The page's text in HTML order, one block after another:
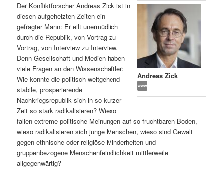
l
t
s
p
r
i
h
a
l
t
s
p
Andreas Zick
Der Konfliktforscher Andreas Zick ist in
diesen aufgeheizten Zeiten ein
gefragter Mann: Er eilt unermüdlich
durch die Republik, von Vortrag zu
Vortrag, von Interview zu Interview.
Denn Gesellschaft und Medien haben
viele Fragen an den Wissenschaftler:
Wie konnte die politisch weitgehend
stabile, prosperierende
Nachkriegsrepublik sich in so kurzer
Zeit so stark radikalisieren? Wieso
fallen extreme politische Meinungen auf so fruchtbaren Boden,
wieso radikalisieren sich junge Menschen, wieso sind Gewalt
gegen ethnische oder religiöse Minderheiten und
gruppenbezogene Menschenfeindlichkeit mittlerweile
allgegenwärtig?